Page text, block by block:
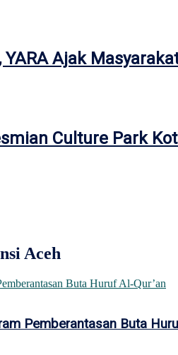
Ajak
Culture Park
Aceh
Pemberantasan Buta